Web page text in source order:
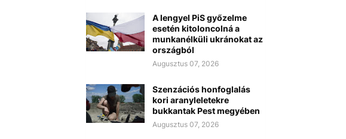
A lengyel PiS győzelme
esetén kitoloncolná a
munkanélküli ukránokat az
országból
Augusztus 07, 2026
Szenzációs honfoglalás
kori aranyleletekre
bukkantak Pest megyében
Augusztus 07, 2026